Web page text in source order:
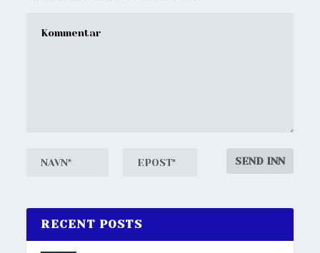
RECENT POSTS